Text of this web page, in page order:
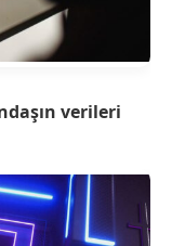
verileri